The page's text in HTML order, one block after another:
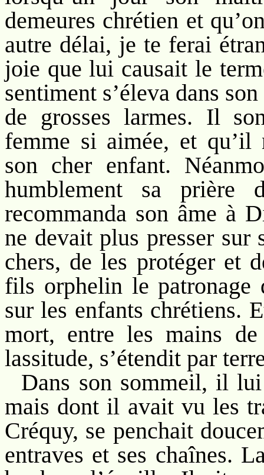
demeures chrétien et
autre délai, je te ferai
joie que lui causait le
sentiment s’éleva dans
de grosses larmes. Il
femme si aimée, et qu’il
son cher enfant.
humblement sa prière
recommanda son âme à
ne devait plus presser
chers, de les protéger et
fils orphelin le
sur les enfants chrétiens.
mort, entre les mains
lassitude, s’étendit par
Dans son sommeil, il lui
mais dont il avait vu les
Créquy, se penchait
entraves et ses chaînes.